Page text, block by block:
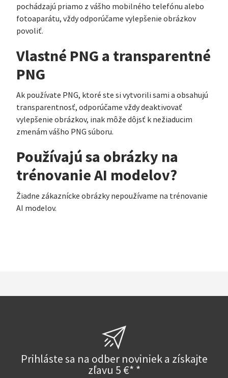
pochádzajú priamo z vášho mobilného telefónu alebo
fotoaparátu, vždy odporúčame vylepšenie obrázkov
povoliť.
Vlastné PNG a transparentné
PNG
Ak používate PNG, ktoré ste si vytvorili sami a obsahujú
transparentnosť, odporúčame vždy deaktivovať
vylepšenie obrázkov, inak môže dôjsť k nežiaducim
zmenám vášho PNG súboru.
Používajú sa obrázky na
trénovanie AI modelov?
Žiadne zákaznícke obrázky nepoužívame na trénovanie
AI modelov.
Prihláste sa na odber noviniek a získajte
zľavu 5 €* *